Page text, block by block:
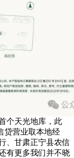
个天光地库，此
贷营业取本地经
、甘肃正宁县农信
有更多我们并不晓